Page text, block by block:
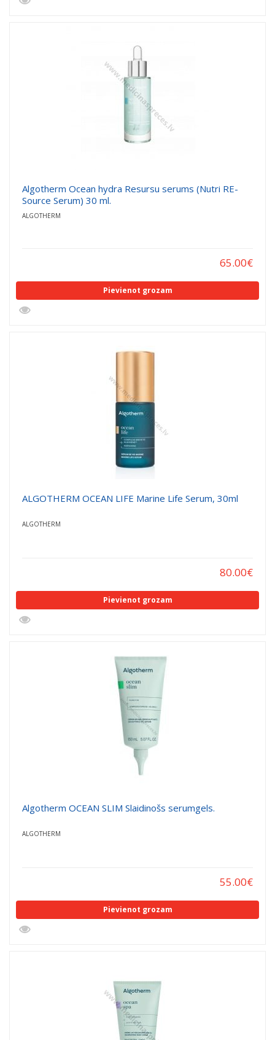
Algotherm Ocean hydra Resursu serums (Nutri RE-
Source Serum) 30 ml.
ALGOTHERM
65.00€
Pievienot grozam
ALGOTHERM OCEAN LIFE Marine Life Serum, 30ml
ALGOTHERM
80.00€
Pievienot grozam
Algotherm OCEAN SLIM Slaidinošs serumgels.
ALGOTHERM
55.00€
Pievienot grozam